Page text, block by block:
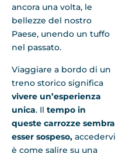
ancora una volta, le
bellezze del nostro
Paese, unendo un tuffo
nel passato.
Viaggiare a bordo di un
treno storico significa
vivere un’esperienza
unica. Il tempo in
queste carrozze sembra
esser sospeso, accedervi
è come salire su una